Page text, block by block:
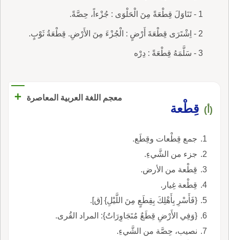
1 - تَنَاوَلَ قِطْعَةً مِنَ الْحَلْوَى : جُزْءاً، حِصَّةً.
2 - اِشْتَرَى قِطْعَةَ أَرْضٍ : الْجُزْءَ مِنَ الأَرْضِ. ‏قِطْعَةُ ثَوْبٍ.
3 - سَلَّمَهُ قِطْعَةً : دِرْه
معجم اللغة العربية المعاصرة +
(أ) قِطْعة
جمع قِطْعات وقِطَع.
جزء من الشَّيءِ.
قِطْعة من الأرض.
قِطْعة غِيار.
{فَأَسْرِ بِأَهْلِكَ بِقِطَعٍ مِنَ اللَّيْلِ} [ق].
{وَفِي الأَرْضِ قِطَعٌ مُتَجَاوِرَاتٌ}: المراد القُرى.
نصيب، حِصَّة من الشَّيءِ.